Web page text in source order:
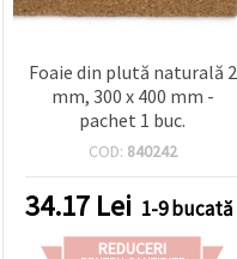
Foaie din plută naturală 2
mm, 300 x 400 mm -
pachet 1 buc.
COD: 840242
34.17 Lei 1-9 bucată
REDUCERI